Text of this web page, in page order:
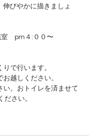
伸びやかに描きましょ
　pm４:００〜
で行います。
越しください。
い。おトイレを済ませて
ださい。